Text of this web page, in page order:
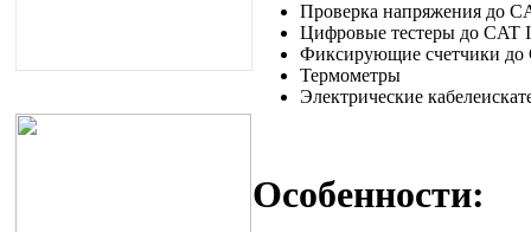
Проверка напряжения до
Цифровые тестеры до CAT
Фиксирующие счетчики до
Термометры
Электрические
Особенности: